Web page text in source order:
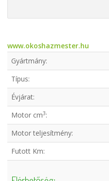
www.okoshazmester.hu
Gyártmány:
Típus:
Évjárat:
Motor cm3:
Motor teljesítmény:
Futott Km: